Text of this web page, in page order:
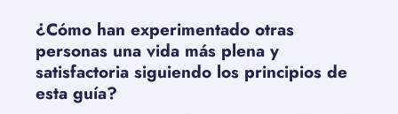
¿Cómo han experimentado otras
personas una vida más plena y
satisfactoria siguiendo los principios de
esta guía?